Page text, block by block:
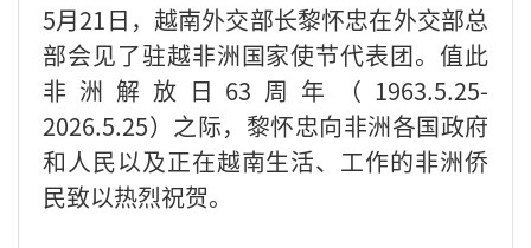
5月21日，越南外交部长黎怀忠在外交部总
部会见了驻越非洲国家使节代表团。值此
非洲解放日63周年（1963.5.25-
2026.5.25）之际，黎怀忠向非洲各国政府
和人民以及正在越南生活、工作的非洲侨
民致以热烈祝贺。